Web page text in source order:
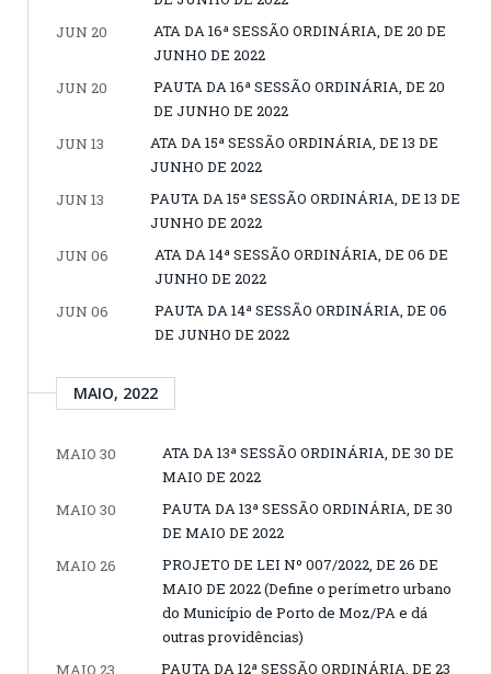
JUN 20
ATA DA 16ª SESSÃO ORDINÁRIA, DE 20 DE
JUNHO DE 2022
JUN 20
PAUTA DA 16ª SESSÃO ORDINÁRIA, DE 20
DE JUNHO DE 2022
JUN 13
ATA DA 15ª SESSÃO ORDINÁRIA, DE 13 DE
JUNHO DE 2022
JUN 13
PAUTA DA 15ª SESSÃO ORDINÁRIA, DE 13 DE
JUNHO DE 2022
JUN 06
ATA DA 14ª SESSÃO ORDINÁRIA, DE 06 DE
JUNHO DE 2022
JUN 06
PAUTA DA 14ª SESSÃO ORDINÁRIA, DE 06
DE JUNHO DE 2022
MAIO, 2022
MAIO 30
ATA DA 13ª SESSÃO ORDINÁRIA, DE 30 DE
MAIO DE 2022
MAIO 30
PAUTA DA 13ª SESSÃO ORDINÁRIA, DE 30
DE MAIO DE 2022
MAIO 26
PROJETO DE LEI Nº 007/2022, DE 26 DE
MAIO DE 2022 (Define o perímetro urbano
do Município de Porto de Moz/PA e dá
outras providências)
MAIO 23
PAUTA DA 12ª SESSÃO ORDINÁRIA, DE 23